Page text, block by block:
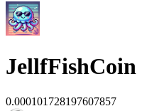
JellfFishCoin
0.000101728197607857